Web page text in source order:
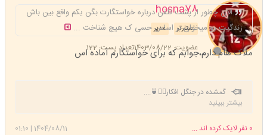
hosna78
مدیر استارتر
عضویت: 1403/08/22 تعداد پست: 122
الان چطور از پشت تلفن درباره خواستگارت بگن یکم واقع بین باش
زندگیت رو میخوای بر اساس حسی ک هیچ شناخت ...
ملاک هام دارم،جوابم که برای خواستگارم آماده اس
گمشده در جنگل افکار🚶‍♀️🍵....
بیشتر ببینید
1404/08/11
|
01:10 0 نفر لایک کرده اند ...